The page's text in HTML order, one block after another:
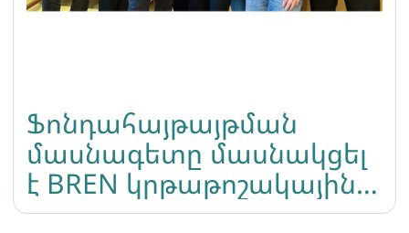
Ֆոնդահայթայթման
մասնագետը մասնակցել
է BREN կրթաթոշակային
ծրագրին